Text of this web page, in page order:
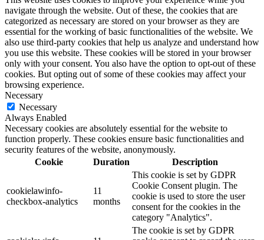
navigate through the website. Out of these, the cookies that are
categorized as necessary are stored on your browser as they are
essential for the working of basic functionalities of the website. We
also use third-party cookies that help us analyze and understand how
you use this website. These cookies will be stored in your browser
only with your consent. You also have the option to opt-out of these
cookies. But opting out of some of these cookies may affect your
browsing experience.
Necessary
Necessary
Always Enabled
Necessary cookies are absolutely essential for the website to
function properly. These cookies ensure basic functionalities and
security features of the website, anonymously.
Cookie
Duration Description
cookielawinfo-
checkbox-analytics
11
months
This cookie is set by GDPR
Cookie Consent plugin. The
cookie is used to store the user
consent for the cookies in the
category "Analytics".
The cookie is set by GDPR